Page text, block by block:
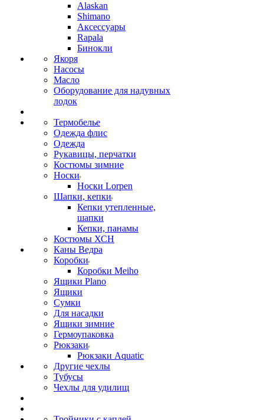
Alaskan
Shimano
Аксессуары
Rapala
Бинокли
Якоря
Насосы
Масло
Оборудование для надувных
лодок
Термобелье
Одежда флис
Одежда
Рукавицы, перчатки
Костюмы зимние
Носки
Носки Lorpen
Шапки, кепки
Кепки утепленные,
шапки
Кепки, панамы
Костюмы ХСН
Каны Ведра
Коробки
Коробки Meiho
Ящики Plano
Ящики
Сумки
Для насадки
Ящики зимние
Гермоупаковка
Рюкзаки
Рюкзаки Aquatic
Другие чехлы
Тубусы
Чехлы для удилищ